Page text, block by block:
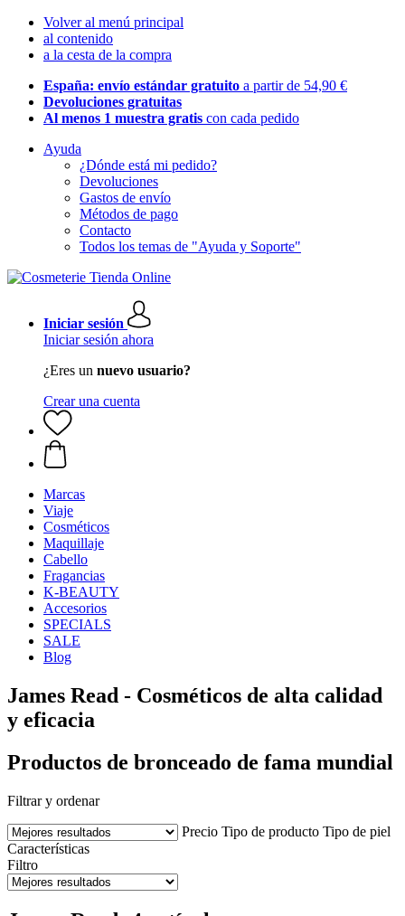
Volver al menú principal
al contenido
a la cesta de la compra
España: envío estándar gratuito a partir de 54,90 €
Devoluciones gratuitas
Al menos 1 muestra gratis con cada pedido
Ayuda
¿Dónde está mi pedido?
Devoluciones
Gastos de envío
Métodos de pago
Contacto
Todos los temas de "Ayuda y Soporte"
Iniciar sesión
Iniciar sesión ahora
¿Eres un nuevo usuario?
Crear una cuenta
Marcas
Viaje
Cosméticos
Maquillaje
Cabello
Fragancias
K-BEAUTY
Accesorios
SPECIALS
SALE
Blog
James Read - Cosméticos de alta calidad
y eficacia
Productos de bronceado de fama mundial
Filtrar y ordenar
Precio Tipo de producto Tipo de piel
Características
Filtro